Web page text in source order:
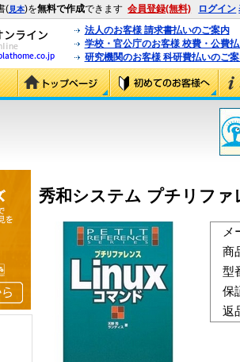
(見本)を無料で作成できます 会員登録(無料) ログイン
法人のお客様 請求書払いのご案内
学校・官公庁のお客様 校費・公費
研究機関のお客様 科研費払いのご
秀和システム プチリフ
メ
商
型
保
返